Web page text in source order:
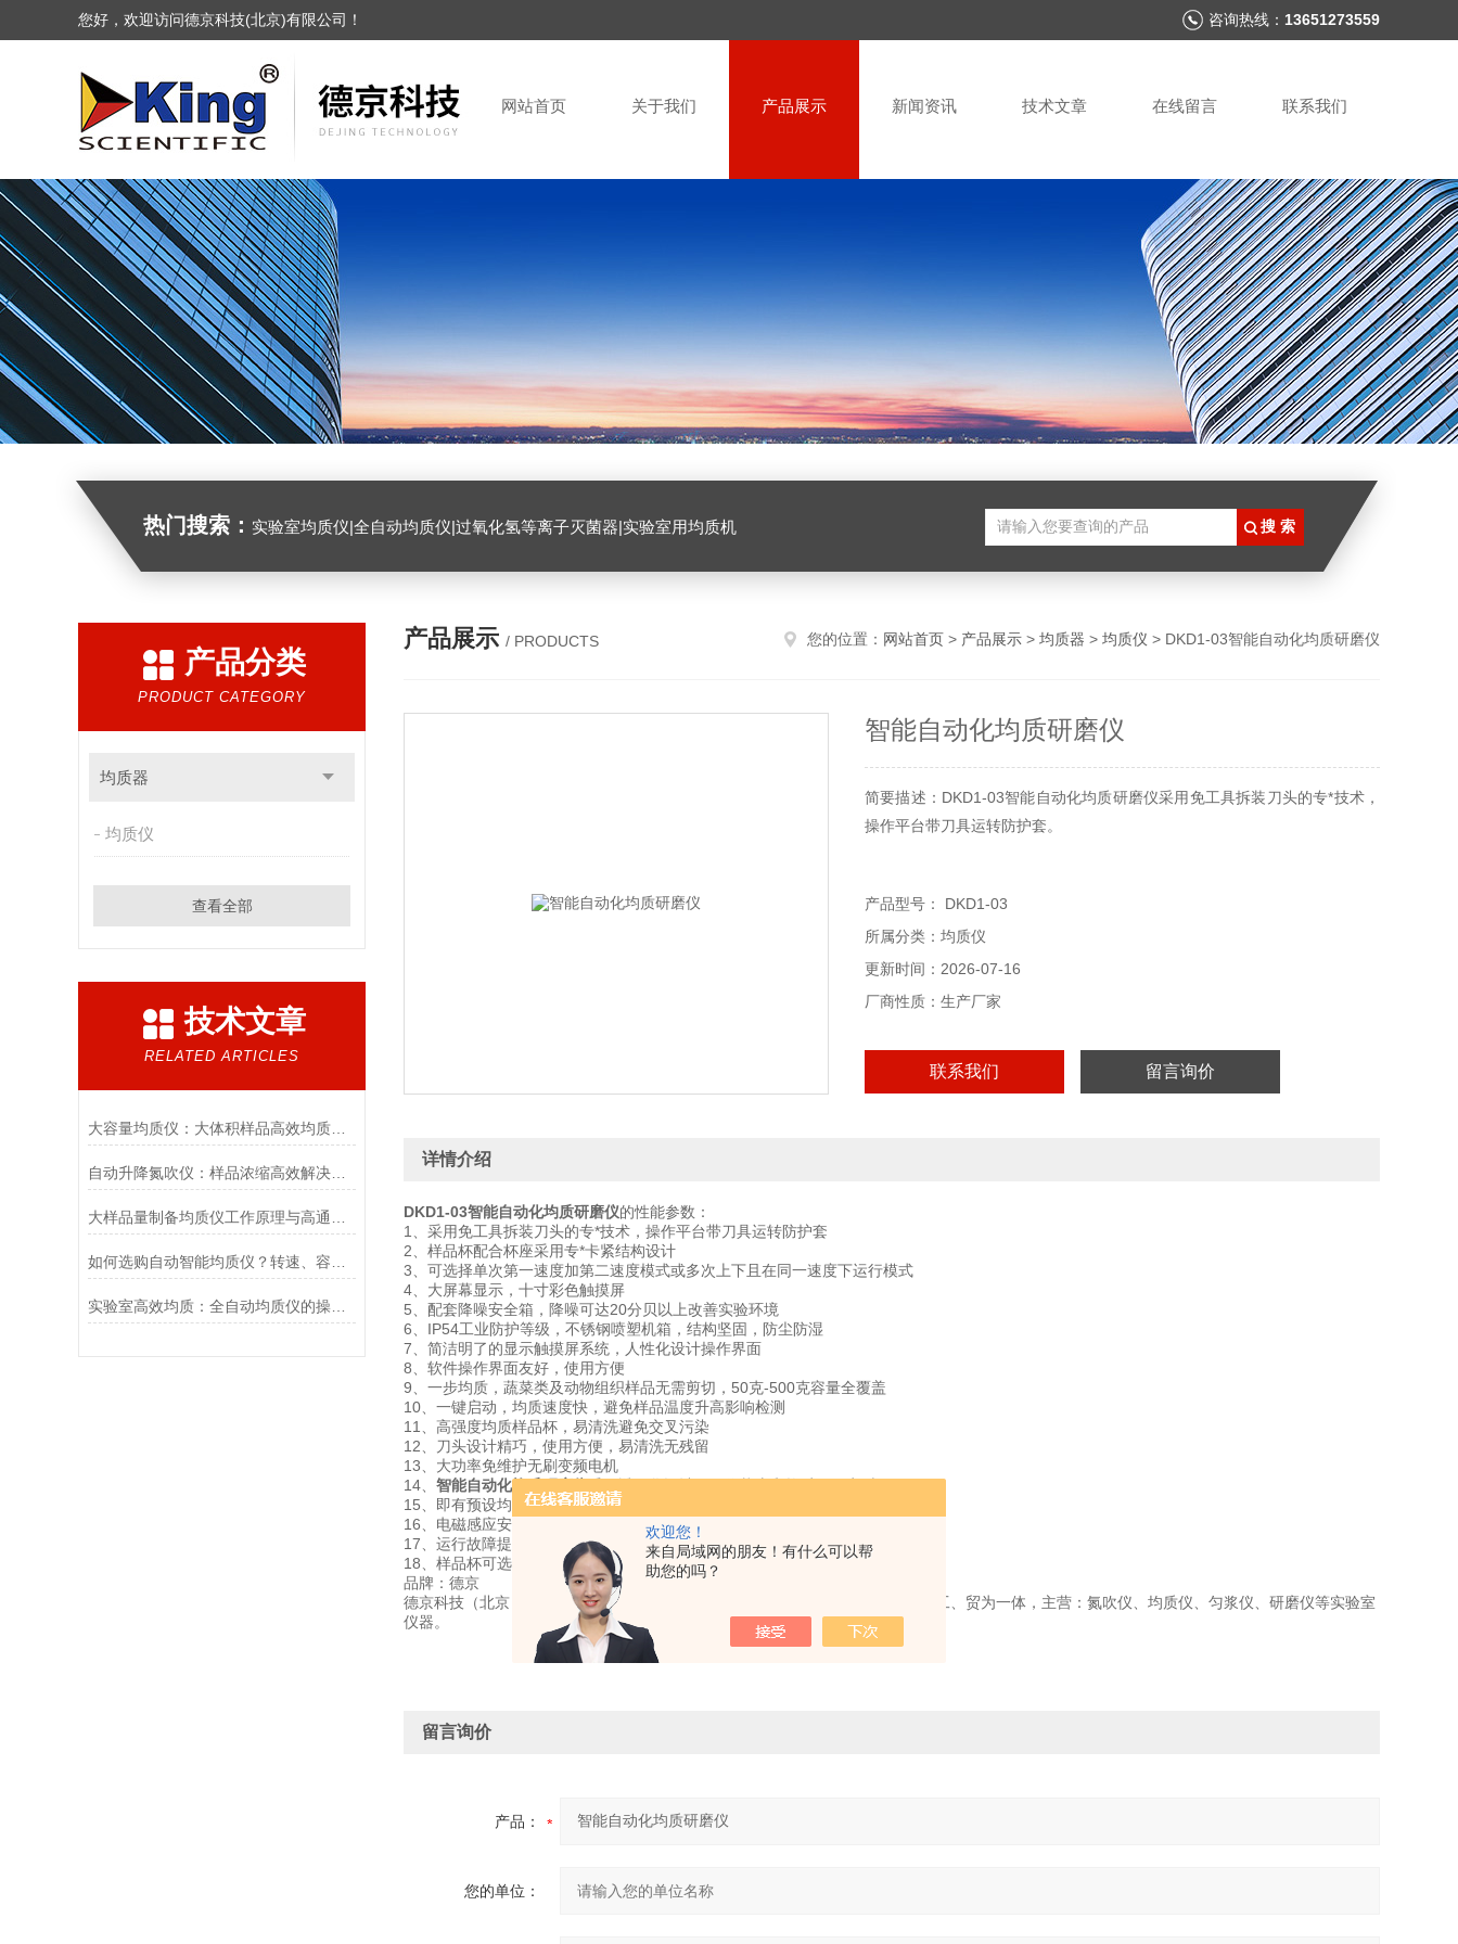
欢迎您！
来自局域网的朋友！有什么可以帮
助您的吗？
您好，欢迎访问德京科技(北京)有限公司！ 咨询热线： 13651273559
网站首页 关于我们 产品展示 新闻资讯 技术文章 在线留言 联系我们
热门搜索： 实验室均质仪|全自动均质仪|过氧化氢等离子灭菌器|实验室用均质机
产品分类
PRODUCT CATEGORY
均质器
均质仪
查看全部
技术文章
RELATED ARTICLES
大容量均质仪：大体积样品高效均质处理设备
自动升降氮吹仪：样品浓缩高效解决方案
实验室高效均质：全自动均质仪的操作流程与要点
产品展示 / PRODUCTS 您的位置： 网站首页 > 产品展示 > 均质器 > 均质仪 > DKD1-03智能自动化均质研磨仪
智能自动化均质研磨仪
简要描述：DKD1-03智能自动化均质研磨仪采用免工具拆装刀头的专*技术，
操作平台带刀具运转防护套。
产品型号： DKD1-03
所属分类：均质仪
更新时间：2026-07-16
厂商性质：生产厂家
联系我们 留言询价
详情介绍
DKD1-03智能自动化均质研磨仪的性能参数：
1、采用免工具拆装刀头的专*技术，操作平台带刀具运转防护套
2、样品杯配合杯座采用专*卡紧结构设计
3、可选择单次第一速度加第二速度模式或多次上下且在同一速度下运行模式
4、大屏幕显示，十寸彩色触摸屏
5、配套降噪安全箱，降噪可达20分贝以上改善实验环境
6、IP54工业防护等级，不锈钢喷塑机箱，结构坚固，防尘防湿
7、简洁明了的显示触摸屏系统，人性化设计操作界面
8、软件操作界面友好，使用方便
9、一步均质，蔬菜类及动物组织样品无需剪切，50克-500克容量全覆盖
10、一键启动，均质速度快，避免样品温度升高影响检测
11、高强度均质样品杯，易清洗避免交叉污染
12、刀头设计精巧，使用方便，易清洗无残留
13、大功率免维护无刷变频电机
14、 智能自动化均质研磨仪
15、即有预设均质程序，又有用户自定义均质程序
16、电磁感应安全门，工作期间意外开门立即停机，防呆设计保护使用者安全
17、运行故障提示
18、样品杯可选，适合不同检测需要
品牌：德京
德京科技（北京）有限公司及实验室耗材领域的高科技公司，创业多年，集科、工、贸为一体，主营：氮吹仪、均质仪、匀浆仪、研磨仪等实验室
仪器。
留言询价
产品：
您的单位：